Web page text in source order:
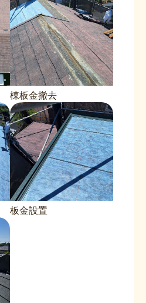
棟板金撤去
板金設置